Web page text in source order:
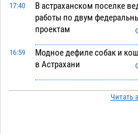
17:40
В астраханском поселке
работы по двум
проектам
16:59
Модное дефиле собак и
в Астрахани
Огромного сома вытащили
на набережной в Астрахани
Читать